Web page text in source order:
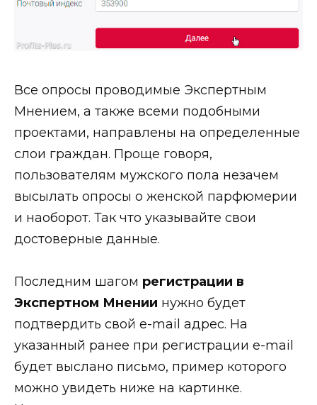
Все опросы проводимые Экспертным
Мнением, а также всеми подобными
проектами, направлены на определенные
слои граждан. Проще говоря,
пользователям мужского пола незачем
высылать опросы о женской парфюмерии
и наоборот. Так что указывайте свои
достоверные данные.
Последним шагом регистрации в
Экспертном Мнении нужно будет
подтвердить свой e-mail адрес. На
указанный ранее при регистрации e-mail
будет выслано письмо, пример которого
можно увидеть ниже на картинке.